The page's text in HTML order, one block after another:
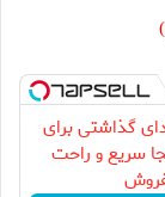
)
گذاشتی برای
سریع و راحت